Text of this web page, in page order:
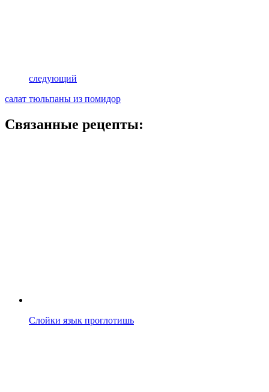
следующий
салат тюльпаны из помидор
Связанные рецепты:
Слойки язык проглотишь